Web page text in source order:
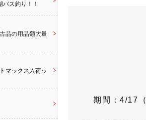
期間：4/17
ス釣り！！
品の用品類大量
マックス入荷ッ